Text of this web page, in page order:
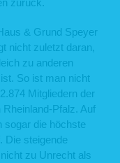
& Grund Speyer
nicht zuletzt daran,
zu anderen
So ist man nicht
Mitgliedern der
Pfalz. Auf
sogar die höchste
Die steigende
zu Unrecht als